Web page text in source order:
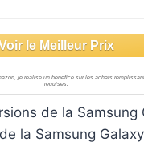
de la Samsung
la Samsung